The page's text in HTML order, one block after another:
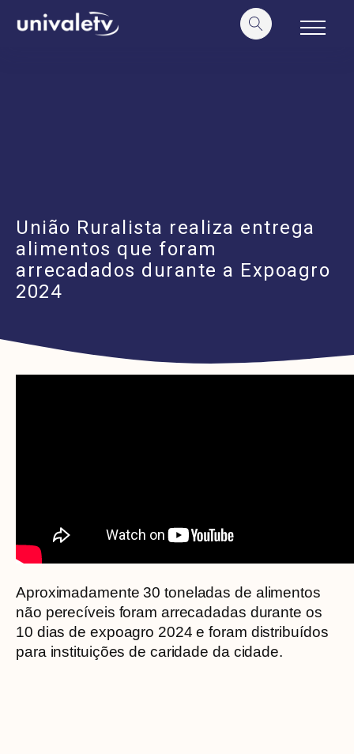
conteúdo
União Ruralista realiza entrega
alimentos que foram
arrecadados durante a Expoagro
2024
Aproximadamente 30 toneladas de alimentos
não perecíveis foram arrecadadas durante os
10 dias de expoagro 2024 e foram distribuídos
para instituições de caridade da cidade.